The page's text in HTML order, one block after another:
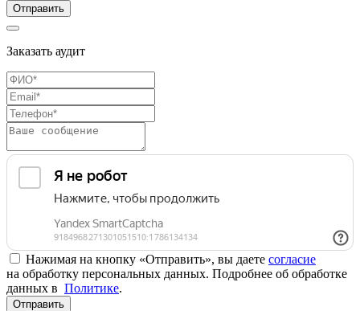
Отправить
Заказать аудит
Нажимая на кнопку «Отправить», вы даете согласие
на обработку персональных данных. Подробнее об обработке
данных в Политике.
Отправить